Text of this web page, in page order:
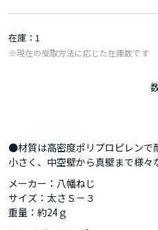
在庫 1
※現在の受取方法に応じた在庫数です
●材質は高密度ポリプロピレンで
小さく、中空壁から真壁まで様々
メーカー：八幡ねじ
サイズ：太さＳ－３
重量：約24ｇ